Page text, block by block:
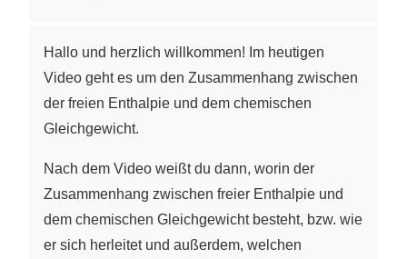
Hallo und herzlich willkommen! Im heutigen
Video geht es um den Zusammenhang zwischen
der freien Enthalpie und dem chemischen
Gleichgewicht.
Nach dem Video weißt du dann, worin der
Zusammenhang zwischen freier Enthalpie und
dem chemischen Gleichgewicht besteht, bzw. wie
er sich herleitet und außerdem, welchen